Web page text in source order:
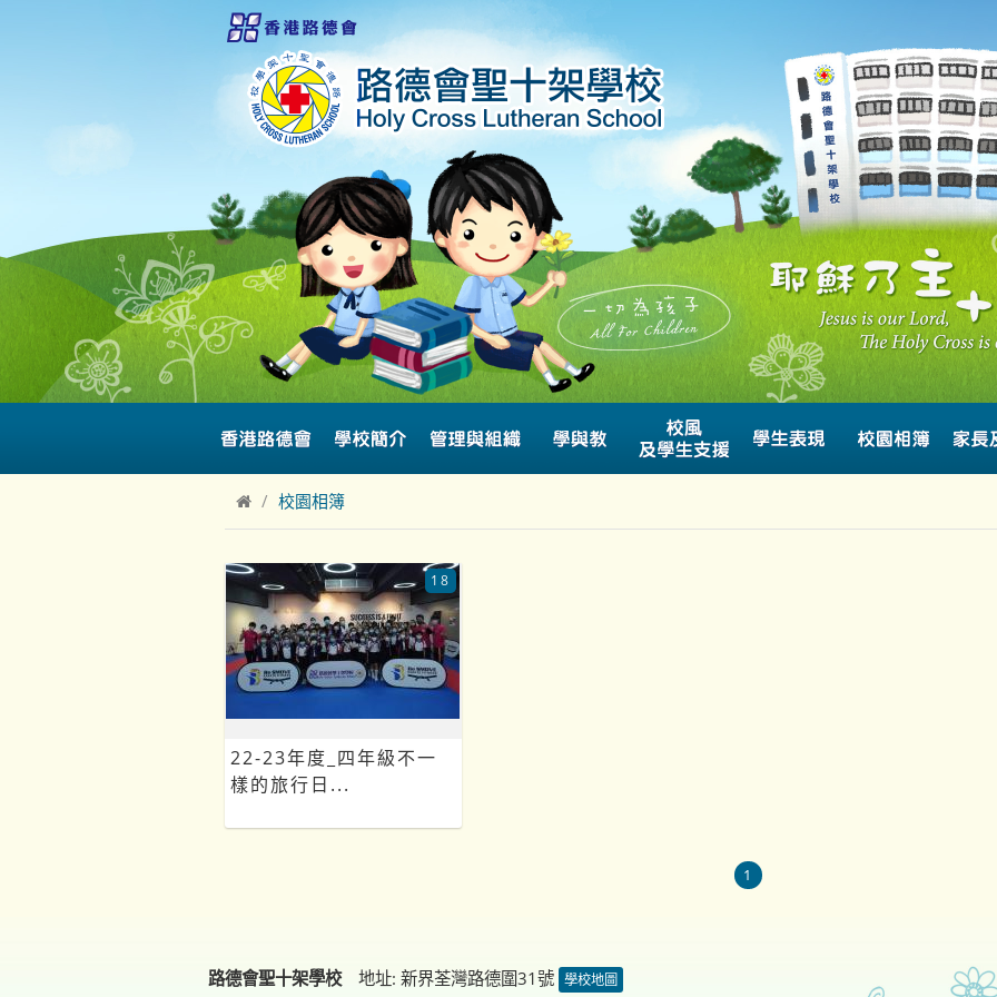
校園相簿
22-23年度_四年級不一
樣的旅行日...
18
1
路德會聖十架學校 地址: 新界荃灣路德圍31號 學校地圖